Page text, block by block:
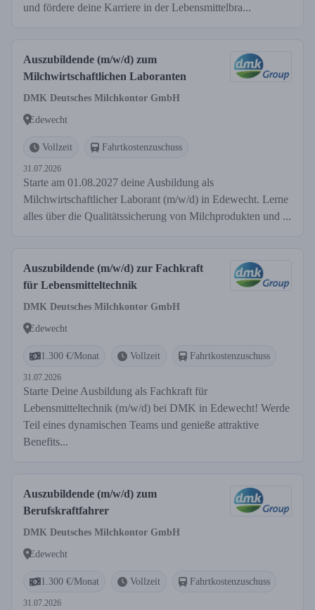
und fördere deine Karriere in der Lebensmittelbra...
Auszubildende (m/w/d) zum
Milchwirtschaftlichen Laboranten
DMK Deutsches Milchkontor GmbH
Edewecht
Vollzeit Fahrtkostenzuschuss
31.07.2026
Starte am 01.08.2027 deine Ausbildung als
Milchwirtschaftlicher Laborant (m/w/d) in Edewecht. Lerne
alles über die Qualitätssicherung von Milchprodukten und ...
Auszubildende (m/w/d) zur Fachkraft
für Lebensmitteltechnik
DMK Deutsches Milchkontor GmbH
Edewecht
1.300 €/Monat Vollzeit Fahrtkostenzuschuss
31.07.2026
Starte Deine Ausbildung als Fachkraft für
Lebensmitteltechnik (m/w/d) bei DMK in Edewecht! Werde
Teil eines dynamischen Teams und genieße attraktive
Benefits...
Auszubildende (m/w/d) zum
Berufskraftfahrer
DMK Deutsches Milchkontor GmbH
Edewecht
1.300 €/Monat Vollzeit Fahrtkostenzuschuss
31.07.2026